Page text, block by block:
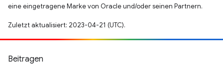
eine eingetragene Marke von Oracle und/oder seinen Partnern.
Zuletzt aktualisiert: 2023-04-21 (UTC).
Beitragen